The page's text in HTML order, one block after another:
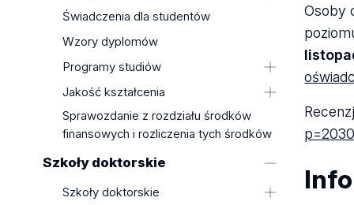
Wyborczej
Uczelnianej Komisji Wyborczej
Wysokość opłat za usługi
2026/2027
Wysokość opłat za usługi
edukacyjne w roku akademickim
Zasady pobierania opłat
dokumentów
The amount of fees for educational
Świadczenia dla studentów
Wzory dyplomów
Programy studiów
Wydział Biologii i Ochrony
Wydział Chemii
Socjologiczny
Wydział Filologiczny
Jakość kształcenia
Uchwała PKA dotycząca oceny
programowej lub oceny
z uzasadnieniem
Sprawozdanie z rozdziału środków
finansowych i rozliczenia tych środków
Szkoły doktorskie
Szkoły doktorskie
Osoby